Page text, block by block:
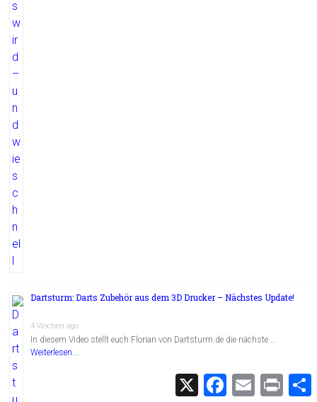
Dartsturm: Darts Zubehör aus dem 3D Drucker – Nächstes Update!
4 Wochen ago
In diesem Video stellt euch Florian von Dartsturm.de die nächste …
Weiterlesen...
X
F
E
m
P